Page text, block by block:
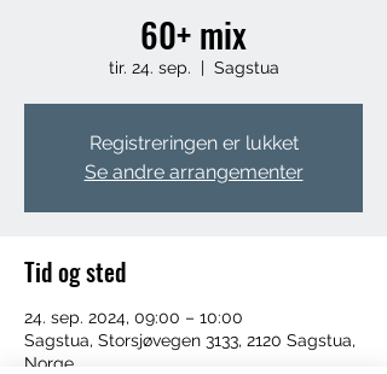
60+ mix
tir. 24. sep.
  |
Sagstua
Registreringen er lukket
Se andre arrangementer
Tid og sted
24. sep. 2024, 09:00 – 10:00
Sagstua, Storsjøvegen 3133, 2120 Sagstua,
Norge